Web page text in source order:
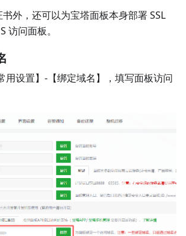
外，还可以为宝塔面板本身部署 SSL
访问面板。
用设置】-【绑定域名】，填写面板访问